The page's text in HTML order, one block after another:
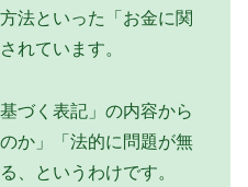
法といった「お金に関
れています。
づく表記」の内容から
か」「法的に問題が無
、というわけです。